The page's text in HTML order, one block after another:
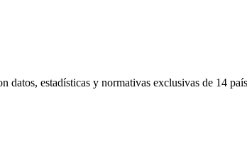
estadísticas y normativas exclusivas de 14